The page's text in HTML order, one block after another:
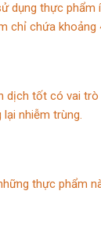
dụng thực
chỉ chứa khoảng
dịch tốt có vai
nhiễm trùng.
thực phẩm